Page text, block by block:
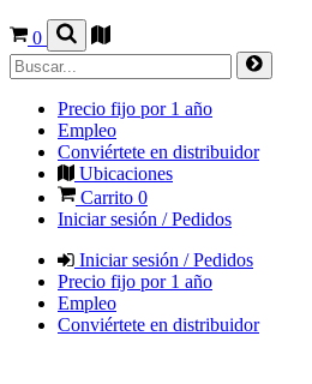
0
Precio fijo por 1 año
Empleo
Conviértete en distribuidor
Ubicaciones
Carrito 0
Iniciar sesión / Pedidos
Iniciar sesión / Pedidos
Precio fijo por 1 año
Empleo
Conviértete en distribuidor